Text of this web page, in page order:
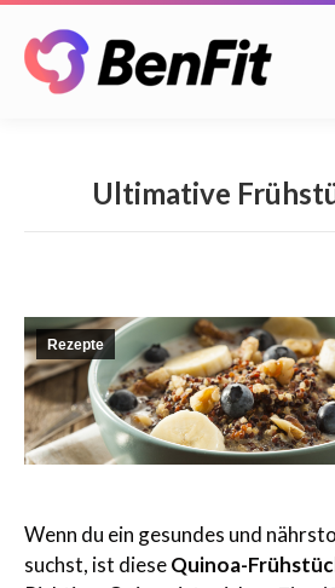
Ultimative
Rezepte
Wenn du ein gesundes und
suchst, ist dieseQuinoa-